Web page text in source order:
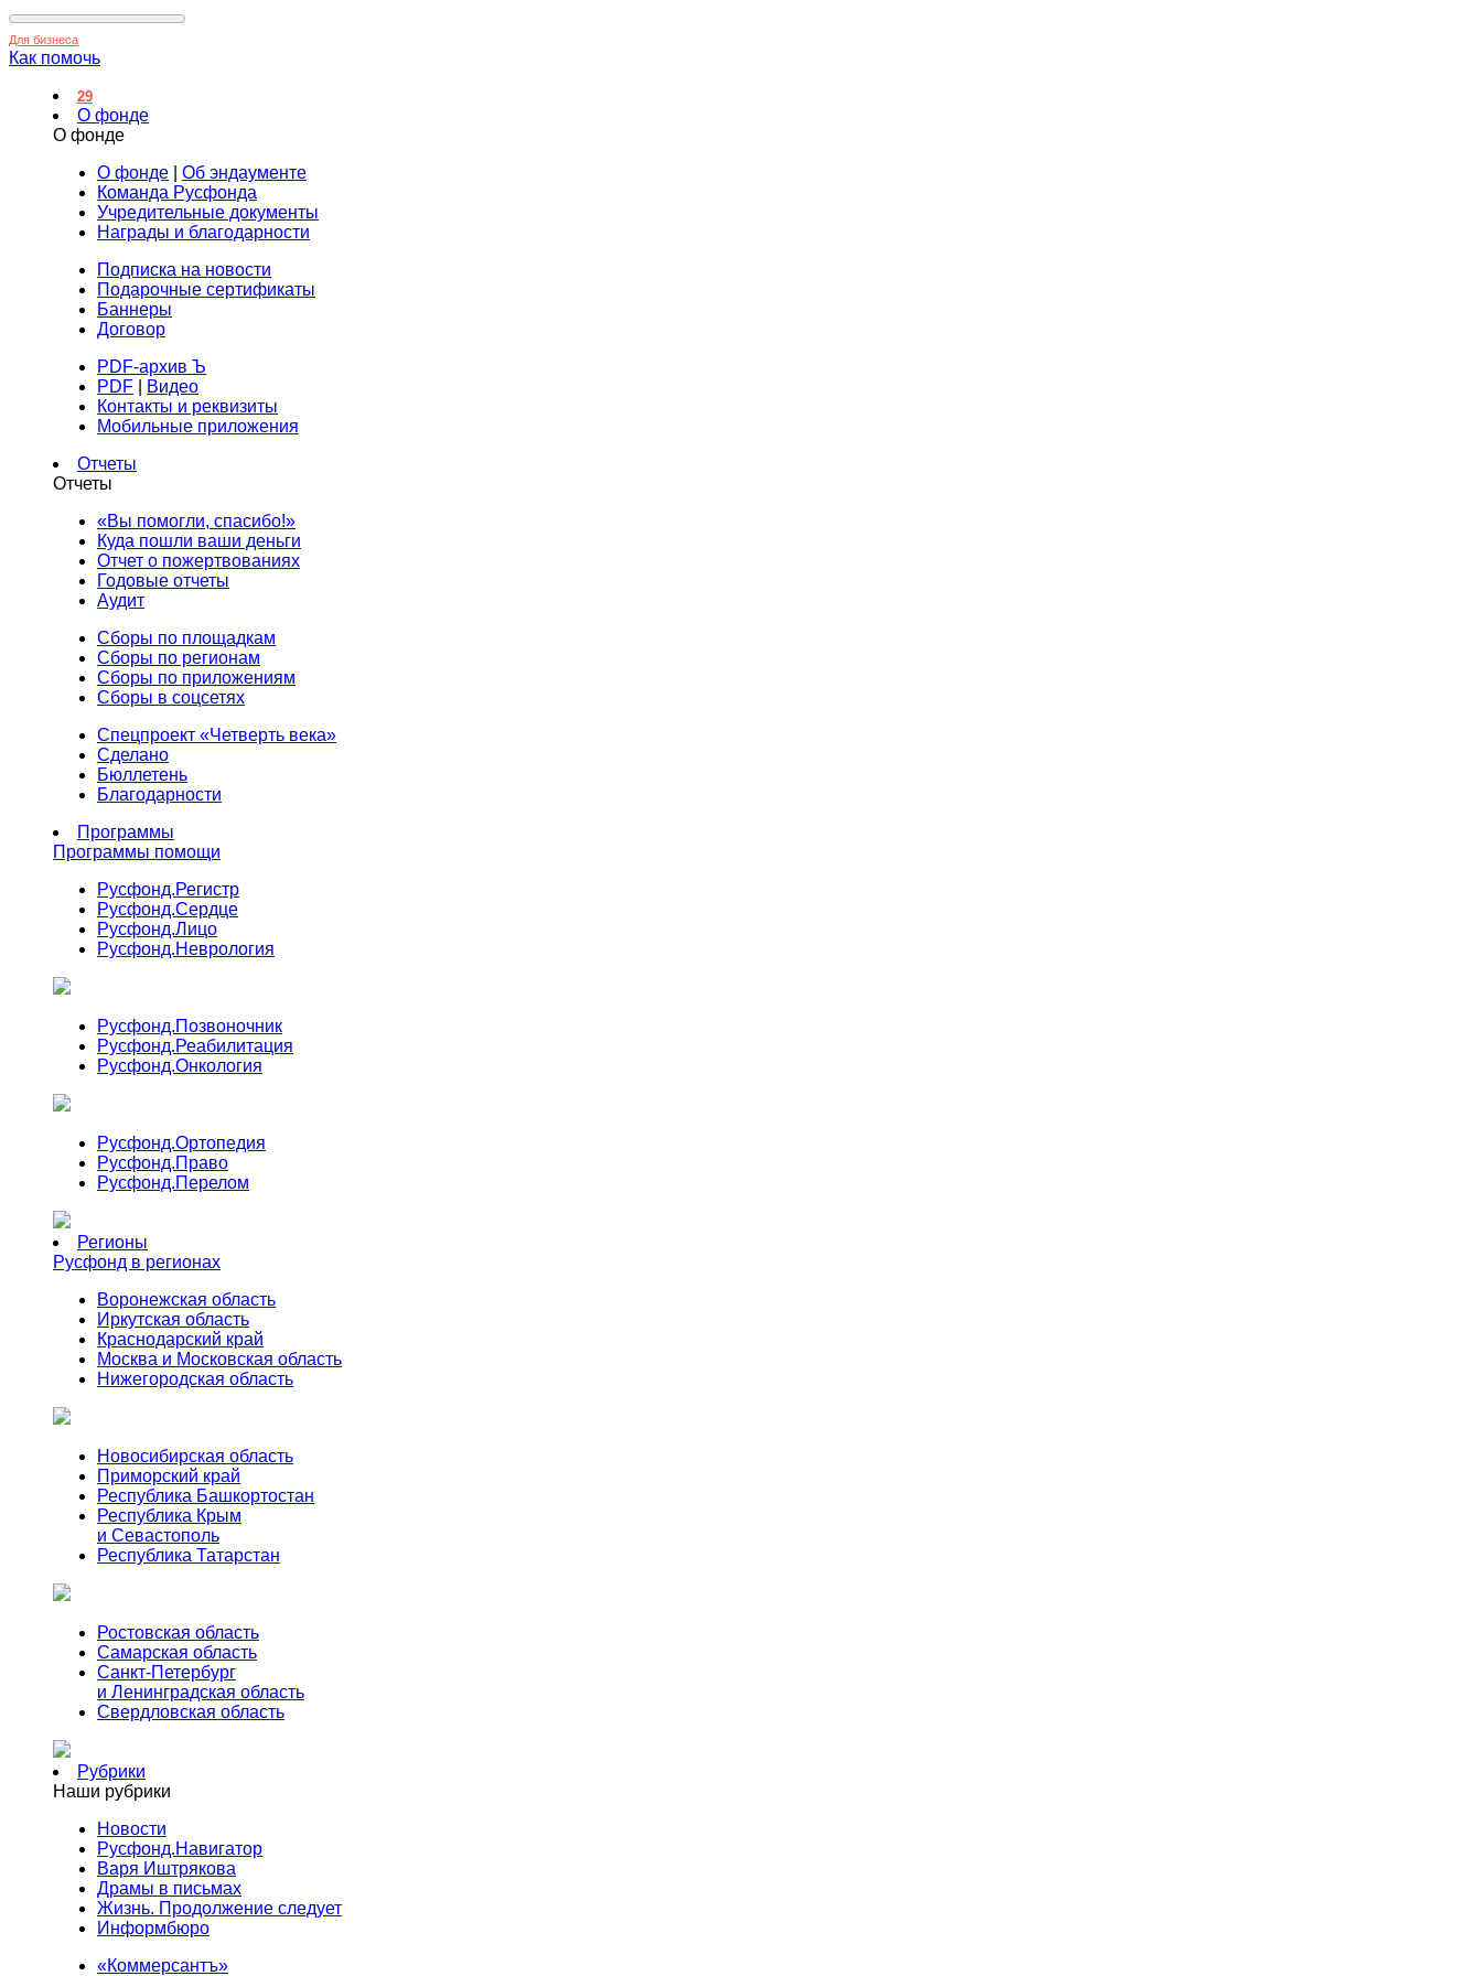
Для бизнеса
Как помочь
29
О фонде
О фонде
О фонде
Об эндаументе
Команда Русфонда
Учредительные документы
Награды и благодарности
Подписка на новости
Подарочные сертификаты
Баннеры
Договор
PDF-архив Ъ
PDF
Видео
Контакты и реквизиты
Мобильные приложения
Отчеты
Отчеты
«Вы помогли, спасибо!»
Куда пошли ваши деньги
Отчет о пожертвованиях
Годовые отчеты
Аудит
Сборы по площадкам
Сборы по регионам
Сборы по приложениям
Сборы в соцсетях
Спецпроект «Четверть века»
Сделано
Бюллетень
Благодарности
Программы
Программы помощи
Русфонд.Регистр
Русфонд.Сердце
Русфонд.Лицо
Русфонд.Неврология
Русфонд.Позвоночник
Русфонд.Реабилитация
Русфонд.Онкология
Русфонд.Ортопедия
Русфонд.Право
Русфонд.Перелом
Регионы
Русфонд в регионах
Воронежская область
Иркутская область
Краснодарский край
Москва и Московская область
Нижегородская область
Новосибирская область
Приморский край
Республика Башкортостан
Республика Крым
и Севастополь
Республика Татарстан
Ростовская область
Самарская область
Санкт-Петербург
и Ленинградская область
Свердловская область
Рубрики
Наши рубрики
Новости
Русфонд.Навигатор
Варя Иштрякова
Драмы в письмах
Жизнь. Продолжение следует
Информбюро
«Коммерсантъ»